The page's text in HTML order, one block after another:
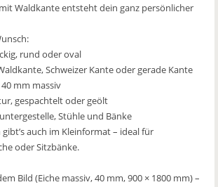
Waldkante entsteht dein ganz persönlicher
rund oder oval
Schweizer Kante oder gerade Kante
mm massiv
gespachtelt oder geölt
Stühle und Bänke
auch im Kleinformat – ideal für
oder Sitzbänke.
Bild (Eiche massiv, 40 mm, 900 × 1800 mm) –